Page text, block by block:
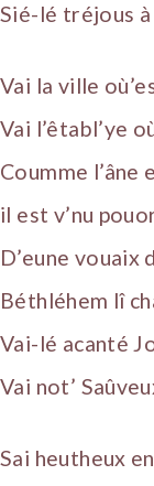
Sié-lé tréjous à
Vai la ville
Vai l’êtabl’ye
Coumme l’âne
il est v’nu
D’eune vouaix
Béthléhem lî
Vai-lé acanté
Vai not’
Sai heutheux